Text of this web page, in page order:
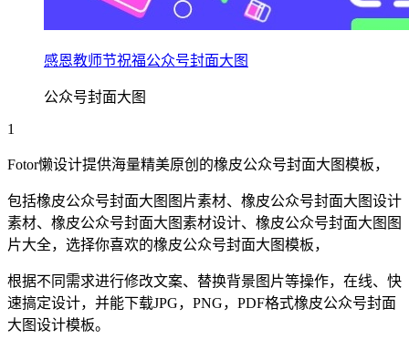
感恩教师节祝福公众号封面大图
公众号封面大图
1
Fotor懒设计提供海量精美原创的橡皮公众号封面大图模板，
包括橡皮公众号封面大图 图片素材、 橡皮公众号封面大图设计
素材、 橡皮公众号封面大图素材设计、 橡皮公众号封面大图 图
片大全，选择你喜欢的橡皮公众号封面大图模板，
根据不同需求进行修改文案、替换背景图片等操作，在线、快
速搞定设计，并能下载JPG，PNG，PDF格式橡皮公众号封面
大图设计模板。